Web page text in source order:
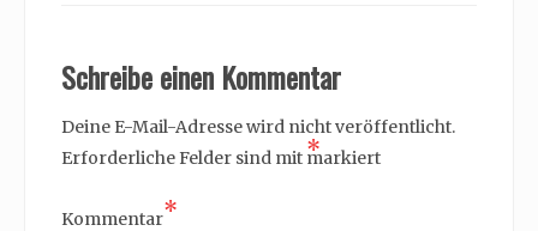
Schreibe einen Kommentar
Deine E-Mail-Adresse wird nicht veröffentlicht.
Erforderliche Felder sind mit *
markiert
Kommentar*